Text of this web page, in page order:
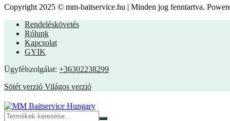
Copyright 2025 © mm-baitservice.hu | Minden jog fenntartva.
Rendeléskövetés
Rólunk
Kapcsolat
GYIK
Ügyfélszolgálat: +36302238299
Sötét verzió Világos verzió